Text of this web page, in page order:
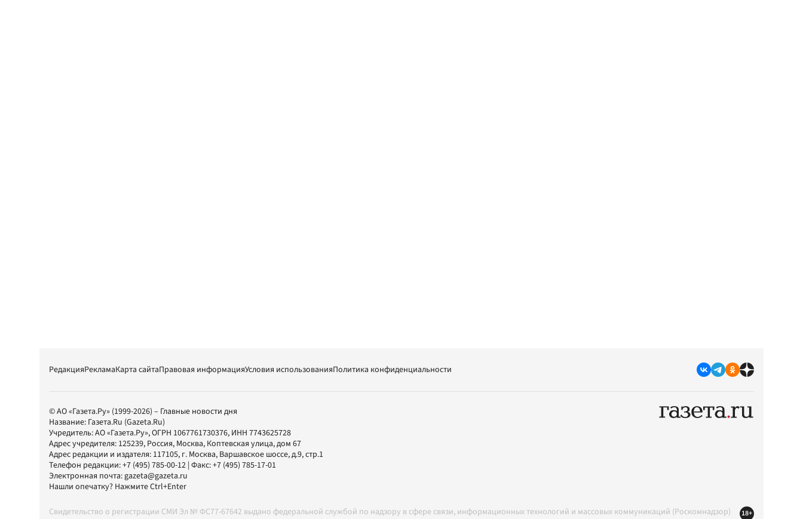
РедакцияРекламаКарта сайтаПравовая информацияУсловия использованияПолитика конфиденциальности
© АО «Газета.Ру» (1999-2026) – Главные новости дня
Название: Газета.Ru (Gazeta.Ru)
Учредитель:АО «Газета.Ру», ОГРН 1067761730376, ИНН 7743625728
Адрес учредителя: 125239, Россия, Москва, Коптевская улица, дом 67
Адрес редакции и издателя: 117105, г. Москва, Варшавское шоссе, д.9, стр.1
Телефон редакции:+7 (495) 785-00-12 | Факс:+7 (495) 785-17-01
Электронная почта:gazeta@gazeta.ru
Нашли опечатку? Нажмите Ctrl+Enter
Свидетельство о регистрации СМИ Эл № ФС77-67642 выдано федеральной службой по надзору в сфере связи, информационных технологий и массовых коммуникаций (Роскомнадзор)
18+